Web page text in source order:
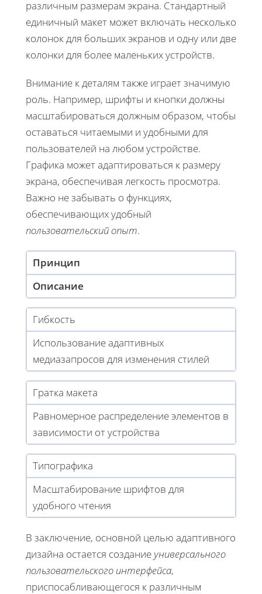
различным размерам экрана. Стандартный
единичный макет может включать несколько
колонок для больших экранов и одну или две
колонки для более маленьких устройств.
Внимание к деталям также играет значимую
роль. Например, шрифты и кнопки должны
масштабироваться должным образом, чтобы
оставаться читаемыми и удобными для
пользователей на любом устройстве.
Графика может адаптироваться к размеру
экрана, обеспечивая легкость просмотра.
Важно не забывать о функциях,
обеспечивающих удобный
пользовательский опыт.
Принцип
Описание
Гибкость
Использование адаптивных
медиазапросов для изменения стилей
Гратка макета
Равномерное распределение элементов в
зависимости от устройства
Типографика
Масштабирование шрифтов для
удобного чтения
В заключение, основной целью адаптивного
дизайна остается создание универсального
пользовательского интерфейса,
приспосабливающегося к различным